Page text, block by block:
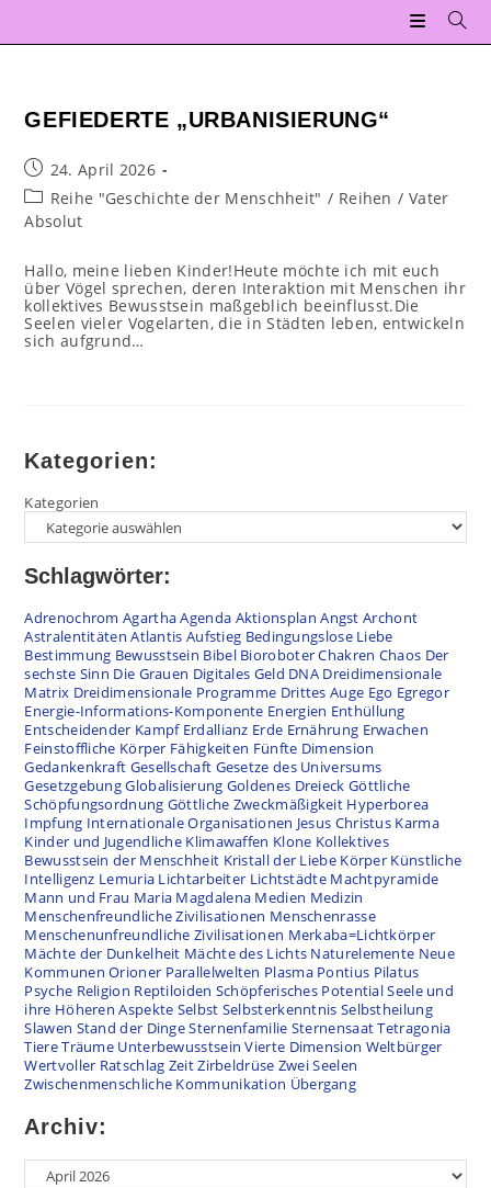
springen
GEFIEDERTE „URBANISIERUNG“
Beitrag
veröffentlicht:
24. April 2026
Beitrags-
Kategorie:
Reihe "Geschichte der Menschheit" / Reihen / Vater
Absolut
Hallo, meine lieben Kinder!Heute möchte ich mit euch
über Vögel sprechen, deren Interaktion mit Menschen ihr
kollektives Bewusstsein maßgeblich beeinflusst.Die
Seelen vieler Vogelarten, die in Städten leben, entwickeln
sich aufgrund…
Kategorien:
Kategorien
Schlagwörter:
Adrenochrom AgarthaAgenda Aktionsplan Angst Archont
Astralentitäten Atlantis Aufstieg Bedingungslose Liebe
Bestimmung Bewusstsein Bibel BioroboterChakren Chaos Der
sechste Sinn Die Grauen Digitales Geld DNA Dreidimensionale
Matrix Dreidimensionale Programme Drittes Auge Ego Egregor
Energie-Informations-Komponente Energien Enthüllung
Entscheidender Kampf Erdallianz Erde Ernährung Erwachen
Feinstoffliche Körper Fähigkeiten Fünfte Dimension
Gedankenkraft Gesellschaft Gesetze des Universums
GesetzgebungGlobalisierung Goldenes Dreieck Göttliche
Schöpfungsordnung Göttliche Zweckmäßigkeit Hyperborea
Impfung Internationale Organisationen Jesus Christus Karma
Kinder und Jugendliche Klimawaffen Klone Kollektives
Bewusstsein der Menschheit Kristall der Liebe Körper Künstliche
Intelligenz Lemuria Lichtarbeiter Lichtstädte Machtpyramide
Mann und Frau Maria Magdalena Medien Medizin
Menschenfreundliche Zivilisationen Menschenrasse
Menschenunfreundliche Zivilisationen Merkaba=Lichtkörper
Mächte der Dunkelheit Mächte des Lichts Naturelemente Neue
Kommunen Orioner Parallelwelten Plasma Pontius Pilatus
Psyche Religion Reptiloiden Schöpferisches PotentialSeele und
ihre Höheren Aspekte Selbst Selbsterkenntnis Selbstheilung
Slawen Stand der DingeSternenfamilie SternensaatTetragonia
TiereTräume Unterbewusstsein Vierte Dimension Weltbürger
Wertvoller Ratschlag ZeitZirbeldrüse Zwei Seelen
Zwischenmenschliche Kommunikation Übergang
Archiv:
Archiv